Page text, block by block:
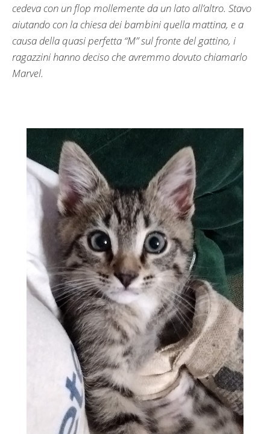
cedeva con un flop mollemente da un lato all’altro. Stavo
aiutando con la chiesa dei bambini quella mattina, e a
causa della quasi perfetta “M” sul fronte del gattino, i
ragazzini hanno deciso che avremmo dovuto chiamarlo
Marvel.